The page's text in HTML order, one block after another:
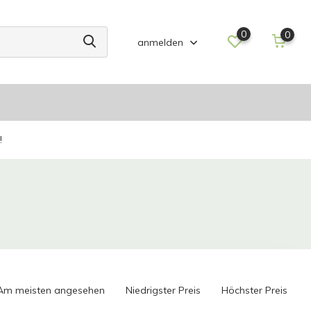
anmelden
0 0
meisten angesehen Niedrigster Preis Höchster Preis